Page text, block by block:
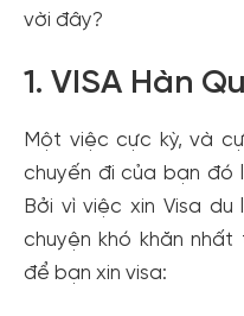
vời đây?
1. VISA Hàn
Một việc cực kỳ, và
chuyến đi của bạn đó
Bởi vì việc xin Visa
chuyện khó khăn
để bạn xin visa: